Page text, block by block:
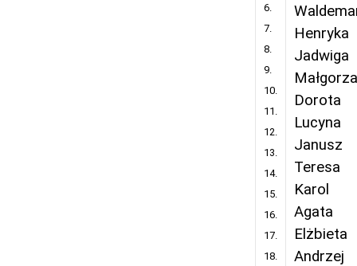
6.
7.
8.
9.
10.
11.
12.
13.
14.
15.
16.
17.
18.
Henryka
Jadwiga
Dorota
Lucyna
Janusz
Teresa
Karol
Agata
Elżbieta
Andrzej